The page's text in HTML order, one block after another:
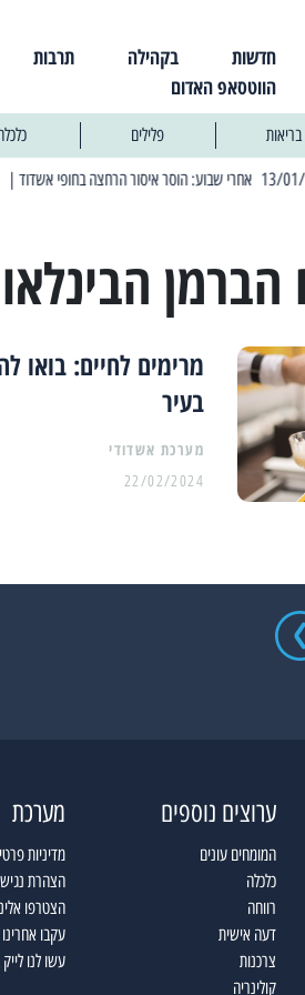
חדשות בקהילה תרבות
הווטסאפ האדום
בריאות פלילים
| 13:04 14/01/2025 עובדים בלילות: עבודות קרצוף וריבוד אספלט
הברמן
מרימים לחיים: בואו
בעיר
מערכת אשדודי
22/02/2024
ערוצים נוספים
המומחים עונים
כלכלה
רווחה
דעה אישית
צרכנות
קולינריה
מערכת
מדיניות
הצהרת
הצטרפו
עקבו
עשו לנו